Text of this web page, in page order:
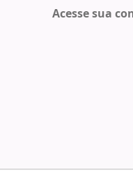
Acesse sua